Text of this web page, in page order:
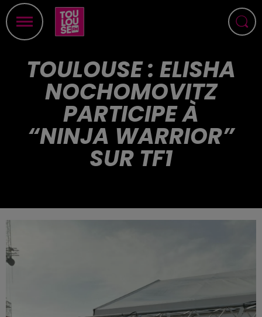
TOULOUSE : ELISHA
NOCHOMOVITZ
PARTICIPE À
“NINJA WARRIOR”
SUR TF1